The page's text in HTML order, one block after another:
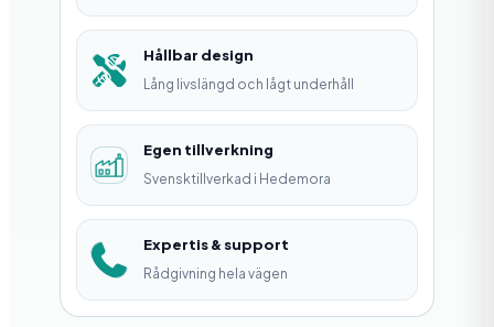
g
d
Hållbar design
Lång livslängd och lågt underhåll
Egen tillverkning
Svensktillverkad i Hedemora
Expertis & support
Rådgivning hela vägen